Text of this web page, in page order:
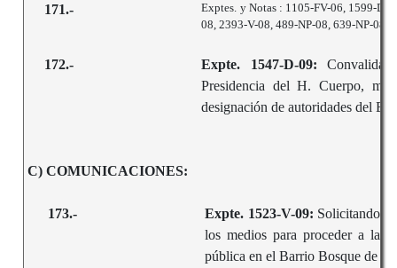
171.-
Exptes. y Notas : 1105-FV-06, 1599-
08, 2393-V-08, 489-NP-08, 639-NP-08,
172.- Expte. 1547-D-09:
Presidencia del H. Cuerpo,
designación de autoridades del
C) COMUNICACIONES:
173.- Expte. 1523-V-09: Solicitando
los medios para proceder a la
pública en el Barrio Bosque de